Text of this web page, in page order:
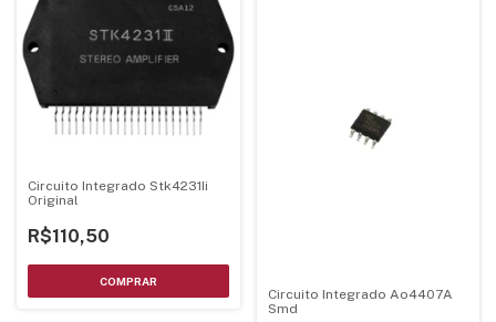
Circuito Integrado Stk4231Ii
Original
R$110,50
Circuito Integrado Ao4407A
Smd